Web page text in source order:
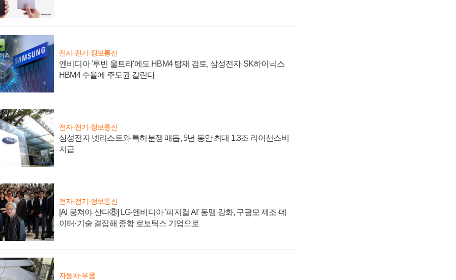
전자·전기·정보통신
엔비디아 '루빈 울트라'에도 HBM4 탑재 검토, 삼성전자·SK하이닉스
HBM4 수율에 주도권 갈린다
전자·전기·정보통신
삼성전자 넷리스트와 특허분쟁 매듭, 5년 동안 최대 1.3조 라이선스비
지급
전자·전기·정보통신
[AI 뭉쳐야 산다⑧] LG·엔비디아 '피지컬 AI' 동맹 강화, 구광모 제조·데
이터·기술 결집해 종합 로보틱스 기업으로
자동차·부품